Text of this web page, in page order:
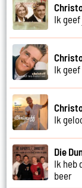
Ik
Ik
Ik
Die
Ik heb
beer